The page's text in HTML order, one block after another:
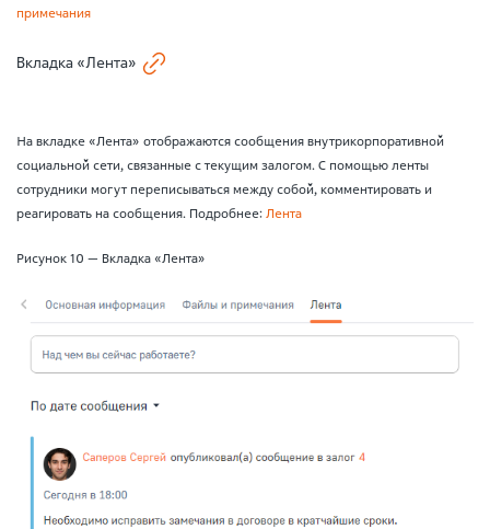
примечания
Вкладка «Лента»
На вкладке «Лента» отображаются сообщения внутрикорпоративной
социальной сети, связанные с текущим залогом. С помощью ленты
сотрудники могут переписываться между собой, комментировать и
реагировать на сообщения. Подробнее:Лента
Рисунок 10 — Вкладка «Лента»